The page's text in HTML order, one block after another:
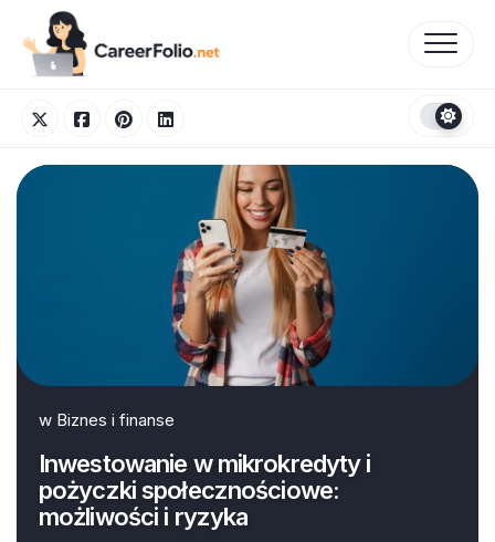
content
w Biznes i finanse
Inwestowanie w mikrokredyty i
pożyczki społecznościowe:
możliwości i ryzyka